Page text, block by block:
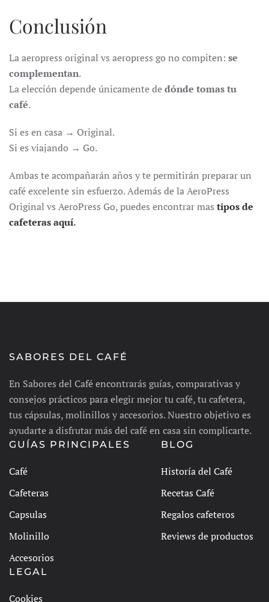
Conclusión
La aeropress original vs aeropress go no compiten: se
complementan.
La elección depende únicamente dedónde tomas tu
café.
Si es en casa → Original.
Si es viajando → Go.
Ambas te acompañarán años y te permitirán preparar un
café excelente sin esfuerzo. Además de la AeroPress
Original vs AeroPress Go, puedes encontrar mas tipos de
cafeteras aquí.
SABORES DEL CAFÉ
En Sabores del Café encontrarás guías, comparativas y
consejos prácticos para elegir mejor tu café, tu cafetera,
tus cápsulas, molinillos y accesorios. Nuestro objetivo es
ayudarte a disfrutar más del café en casa sin complicarte.
GUÍAS PRINCIPALES
Café
Cafeteras
Capsulas
Molinillo
Accesorios
BLOG
Historía del Café
Recetas Café
Regalos cafeteros
Reviews de productos
LEGAL
Cookies